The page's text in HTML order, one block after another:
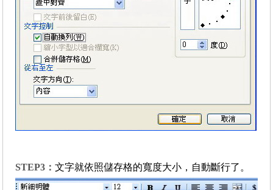
STEP3 ：文字就依照儲存格的寬度大小，自動斷行了。